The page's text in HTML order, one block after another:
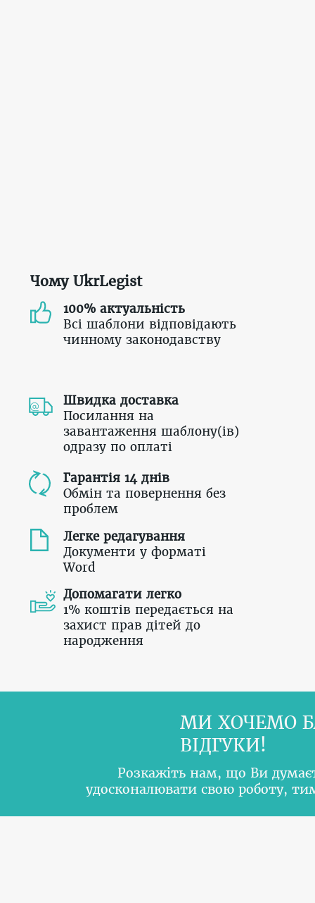
Чому UkrLegist
100% актуальність
Всі шаблони відповідають
чинному законодавству
Швидка доставка
Посилання на
завантаження шаблону(ів)
одразу по оплаті
Гарантія 14 днів
Обмін та повернення без
проблем
Легке редагування
Документи у форматі
Word
Допомагати легко
1% коштів передається на
захист прав дітей до
народження
МИ ХОЧЕМО
ВІДГУКИ!
Розкажіть нам, що Ви
удосконалювати свою роботу,